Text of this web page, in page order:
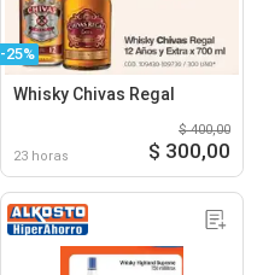
-25%
Whisky Chivas Regal
23 horas
$ 400,00
$ 300,00